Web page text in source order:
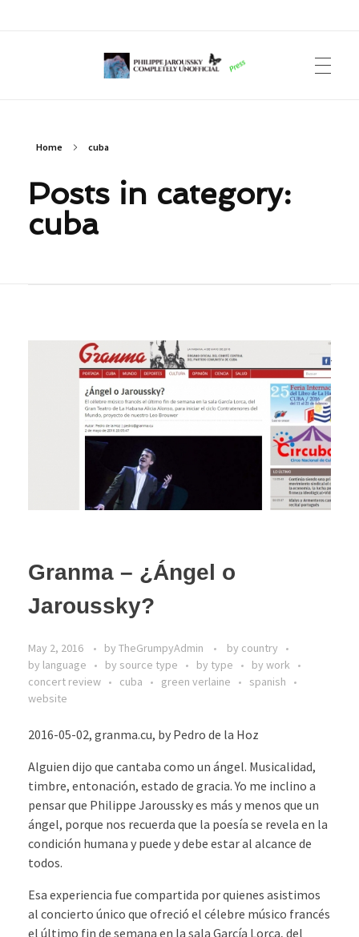
Home cuba
Posts in category:
cuba
Granma – ¿Ángel o
Jaroussky?
May 2, 2016 by TheGrumpyAdmin
by country
by language
by source type by type
by work
concert review
cuba green verlaine
spanish
website
2016-05-02, granma.cu, by Pedro de la Hoz
Alguien dijo que cantaba como un ángel. Musicalidad,
timbre, entonación, estado de gracia. Yo me inclino a
pensar que Philippe Ja­rouss­ky es más y menos que un
ángel, porque nos recuerda que la poesía se revela en la
condición humana y puede y debe estar al alcance de
todos.
Esa experiencia fue compartida por quienes asistimos
al concierto único que ofreció el célebre músico francés
el último fin de semana en la sala García Lorca, del